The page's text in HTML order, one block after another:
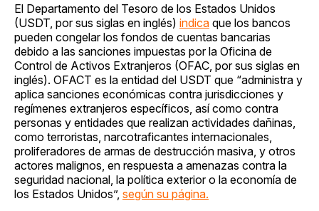
El Departamento del Tesoro de los Estados Unidos
(USDT, por sus siglas en inglés) indica que los bancos
pueden congelar los fondos de cuentas bancarias
debido a las sanciones impuestas por la Oficina de
Control de Activos Extranjeros (OFAC, por sus siglas en
inglés). OFACT es la entidad del USDT que “administra y
aplica sanciones económicas contra jurisdicciones y
regímenes extranjeros específicos, así como contra
personas y entidades que realizan actividades dañinas,
como terroristas, narcotraficantes internacionales,
proliferadores de armas de destrucción masiva, y otros
actores malignos, en respuesta a amenazas contra la
seguridad nacional, la política exterior o la economía de
los Estados Unidos”, según su página.